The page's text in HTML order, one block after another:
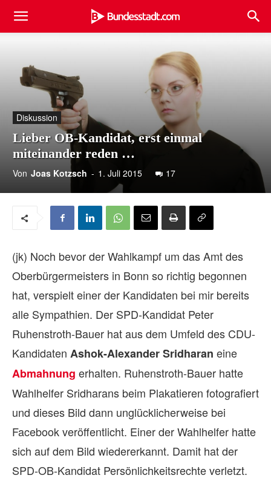
Diskussion
Lieber OB-Kandidat, erst einmal
miteinander reden …
Von Joas Kotzsch - 1. Juli 2015 17
(jk) Noch bevor der Wahlkampf um das Amt des
Oberbürgermeisters in Bonn so richtig begonnen
hat, verspielt einer der Kandidaten bei mir bereits
alle Sympathien. Der SPD-Kandidat Peter
Ruhenstroth-Bauer hat aus dem Umfeld des CDU-
Kandidaten Ashok-Alexander Sridharan eine
Abmahnung erhalten. Ruhenstroth-Bauer hatte
Wahlhelfer Sridharans beim Plakatieren fotografiert
und dieses Bild dann unglücklicherweise bei
Facebook veröffentlicht. Einer der Wahlhelfer hatte
sich auf dem Bild wiedererkannt. Damit hat der
SPD-OB-Kandidat Persönlichkeitsrechte verletzt.